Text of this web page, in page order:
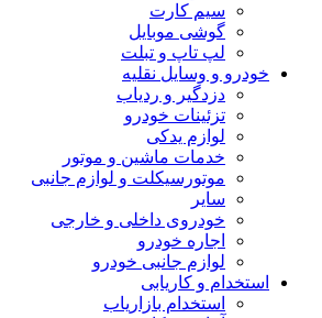
سیم کارت
گوشی موبایل
لپ تاپ و تبلت
خودرو و وسایل نقلیه
دزدگیر و ردیاب
تزئینات خودرو
لوازم یدکی
خدمات ماشین و موتور
موتورسیکلت و لوازم جانبی
سایر
خودروی داخلی و خارجی
اجاره خودرو
لوازم جانبی خودرو
استخدام و کاریابی
استخدام بازاریاب